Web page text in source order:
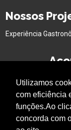
Utilizamos
com eficiência
funções.Ao
concorda com
Nossos
Experiência